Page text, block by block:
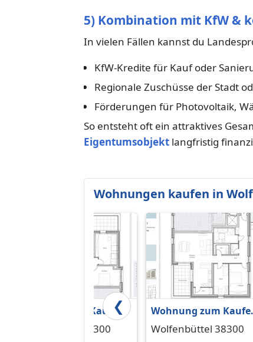
5) Kombination mit KfW &
In vielen Fällen kannst du
KfW-Kredite für Kauf oder
Regionale Zuschüsse der Stadt
Förderungen für Photovoltaik,
So entsteht oft ein attraktives
Eigentumsobjekt langfristig
Wohnungen kaufen in
❮
Wohnung zum Kaufen
in Wolfenbüttel 589.100
Wolfenbüttel 38300
Wohnung zum
in Wolfenbüttel
Wolfenbüttel 38300